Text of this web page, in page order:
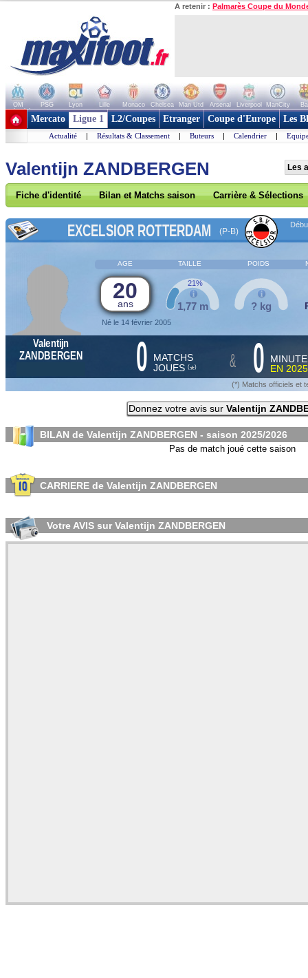
A retenir : Palmarès Coupe du
OM PSG Lyon Lille Monaco Chelsea Man Utd Arsenal Liverpool ManCity
+ de clubs
Mercato Ligue 1 L2/Coupes Etranger Coupe d'Europe Les
Actualité | Résultats & Classement | Buteurs | Calendrier |
Valentijn ZANDBERGEN Les
Fiche d'identité Bilan et Matchs saison Carrière & Sélections
EXCELSIOR ROTTERDAM (P-B)
AGE TAILLE POIDS
20
ans
Né le 14 février 2005
1,77 m
21%
? kg
Valentijn
ZANDBERGEN
0 MATCHS
JOUES (*) & 0
EN
(*) Matchs officiels et
Donnez votre avis sur Valentijn
BILAN de Valentijn ZANDBERGEN - saison 2025/2026
Pas de match joué cette saison
CARRIERE de Valentijn ZANDBERGEN
Votre AVIS sur Valentijn ZANDBERGEN